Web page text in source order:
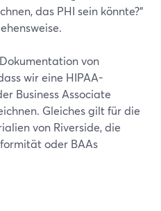
das PHI sein könnte?“
von
wir eine HIPAA-
Business Associate
Gleiches gilt für die
von Riverside, die
oder BAAs